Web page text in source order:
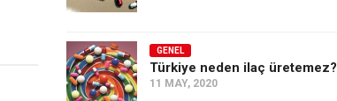
GENEL
Türkiye neden ilaç üretemez?
11 MAY, 2020